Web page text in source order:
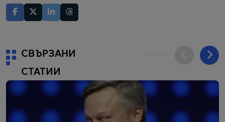
СВЪРЗАНИ
СТАТИИ